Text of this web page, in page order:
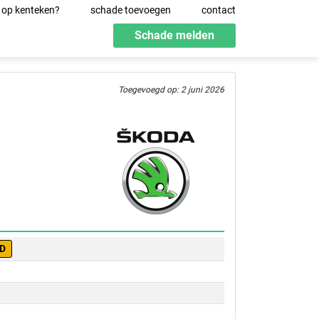
kenteken? schade toevoegen contact
Schade melden
Toegevoegd op: 2 juni 2026